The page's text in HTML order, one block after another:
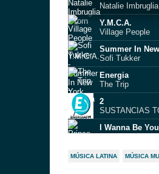
Natalie Imbruglia
Y.M.C.A.
Village People
Summer In
Sofi Tukker
Energia
The Trip
2
SUSTANCIAS
I Wanna Be
You're The
MÚSICA LATINA MÚSICA